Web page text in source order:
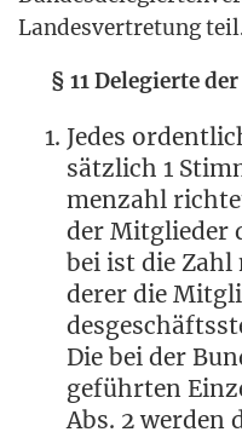
Lan­des­ver­tre­tung
§ 11 Dele­gier­te
Jedes
sätz­lich 1
men­zahl
der Mit­glie­der
bei ist die Zahl
derer die
Die bei der
geführ­ten
Abs. 2 wer­den